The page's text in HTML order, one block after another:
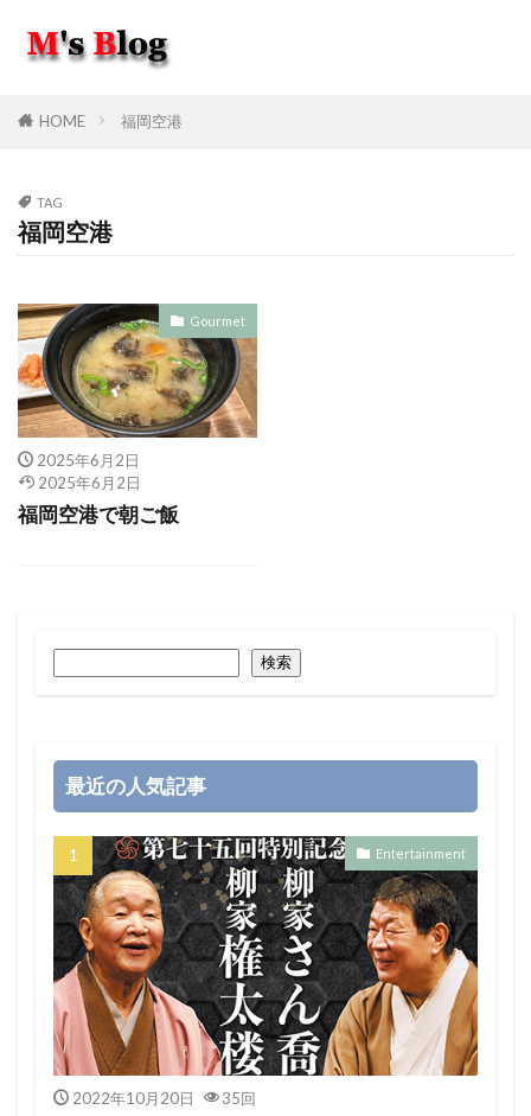
HOME 福岡空港
TAG
福岡空港
Gourmet
2025年6月2日
2025年6月2日
福岡空港で朝ご飯
検索
最近の人気記事
Entertainment
2022年10月20日 35回